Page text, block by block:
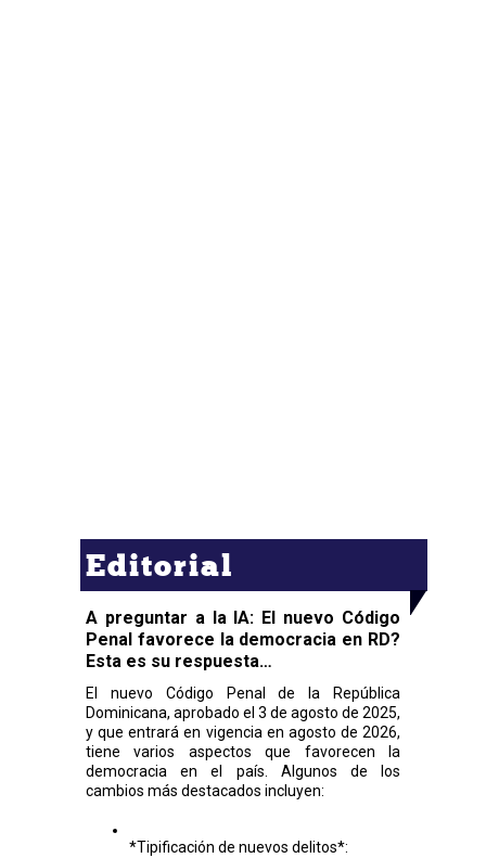
Editorial
A preguntar a la IA: El nuevo Código
Penal favorece la democracia en RD?
Esta es su respuesta…
El nuevo Código Penal de la República
Dominicana, aprobado el 3 de agosto de 2025,
y que entrará en vigencia en agosto de 2026,
tiene varios aspectos que favorecen la
democracia en el país. Algunos de los
cambios más destacados incluyen:
*Tipificación de nuevos delitos*: